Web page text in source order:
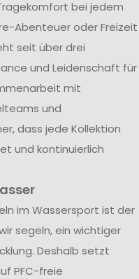
bei jedem
Abenteuer oder Freizeit
seit über drei
und Leidenschaft für
mit
und
dass jede Kollektion
und kontinuierlich
im Wassersport ist der
segeln, ein wichtiger
Deshalb setzt
PFC-freie